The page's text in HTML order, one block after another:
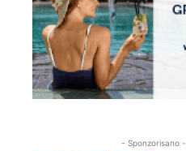
- Sponzorisano -